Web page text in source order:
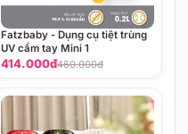
Fatzbaby - Dụng cụ tiệt trùng
UV cầm tay Mini 1
414.000đ460.000đ